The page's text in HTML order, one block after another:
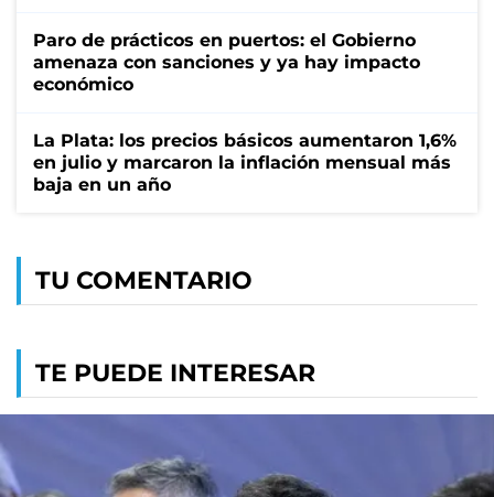
Paro de prácticos en puertos: el Gobierno
amenaza con sanciones y ya hay impacto
económico
La Plata: los precios básicos aumentaron 1,6%
en julio y marcaron la inflación mensual más
baja en un año
TU COMENTARIO
TE PUEDE INTERESAR